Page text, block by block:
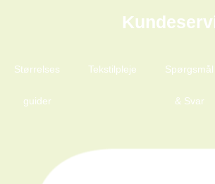
Størrelses
guider
Tekstilpleje Spørgsmål
& Svar